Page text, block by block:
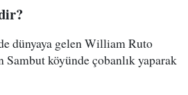
dünyaya gelen William Ruto
Sambut köyünde çobanlık yaparak